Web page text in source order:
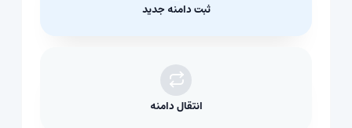
ثبت دامنه جدید
انتقال دامنه